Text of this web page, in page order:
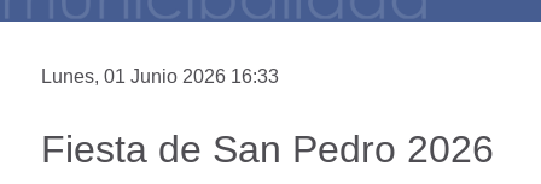
Lunes, 01 Junio 2026 16:33
Fiesta de San Pedro 2026